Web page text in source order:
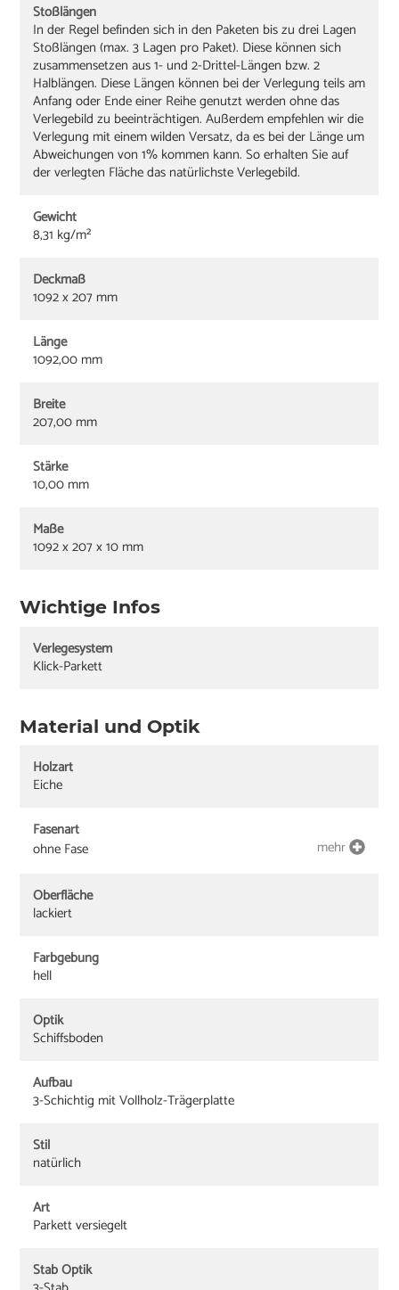
Stoßlängen
In der Regel befinden sich in den Paketen bis zu drei Lagen
Stoßlängen (max. 3 Lagen pro Paket). Diese können sich
zusammensetzen aus 1- und 2-Drittel-Längen bzw. 2
Halblängen. Diese Längen können bei der Verlegung teils am
Anfang oder Ende einer Reihe genutzt werden ohne das
Verlegebild zu beeinträchtigen. Außerdem empfehlen wir die
Verlegung mit einem wilden Versatz, da es bei der Länge um
Abweichungen von 1% kommen kann. So erhalten Sie auf
der verlegten Fläche das natürlichste Verlegebild.
Gewicht
8,31 kg/m²
Deckmaß
1092 x 207 mm
Länge
1092,00 mm
Breite
207,00 mm
Stärke
10,00 mm
Maße
1092 x 207 x 10 mm
Wichtige Infos
Verlegesystem
Klick-Parkett
Material und Optik
Holzart
Eiche
Fasenart
ohne Fase
mehr
Oberfläche
lackiert
Farbgebung
hell
Optik
Schiffsboden
Aufbau
3-Schichtig mit Vollholz-Trägerplatte
Stil
natürlich
Art
Parkett versiegelt
Stab Optik